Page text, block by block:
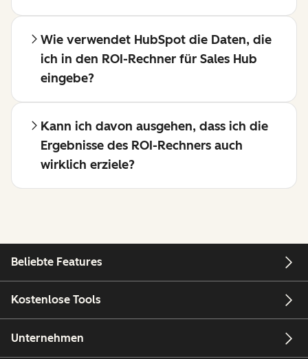
Wie verwendet HubSpot die Daten, die
ich in den ROI-Rechner für Sales Hub
eingebe?
Kann ich davon ausgehen, dass ich die
Ergebnisse des ROI-Rechners auch
wirklich erziele?
Beliebte Features
Kostenlose Tools
Unternehmen